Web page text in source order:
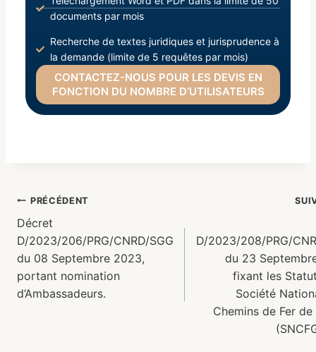
documents par mois
Recherche de textes juridiques et jurisprudence à
la demande (limite de 5 requêtes par mois)
CONTACTEZ-NOUS POUR LES DEVIS EN
FONCTION DU NOMBRE D’UTILISATEURS
PRÉCÉDENT
Décret
D/2023/206/PRG/CNRD/SGG
du 08 Septembre 2023,
portant nomination
d’Ambassadeurs.
D/2023/208/PRG/
du 23
fixant les
Société
Chemins de Fer de